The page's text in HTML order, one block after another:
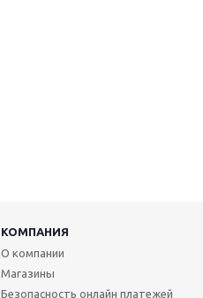
КОМПАНИЯ
О компании
Магазины
Безопасность онлайн платежей